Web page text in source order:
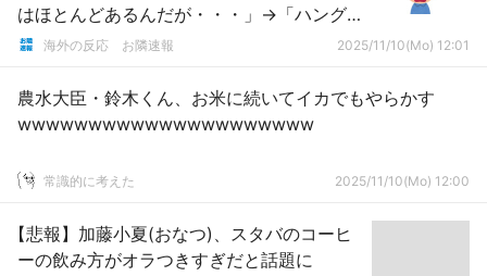
はほとんどあるんだが・・・」→「ハング
ルの可読性、情報伝達力が優れている」
スだから・・・」
海外の反応 お隣速報 2025/11/10(Mo) 12:01
農水大臣・鈴木くん、お米に続いてイカでもやらかす
wwwwwwwwwwwwwwwwwwwww
常識的に考えた 2025/11/10(Mo) 12:00
【悲報】加藤小夏(おなつ)、スタバのコーヒ
ーの飲み方がオラつきすぎだと話題に